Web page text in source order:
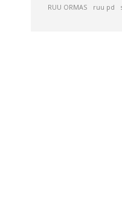
RUU ORMAS ruu pd